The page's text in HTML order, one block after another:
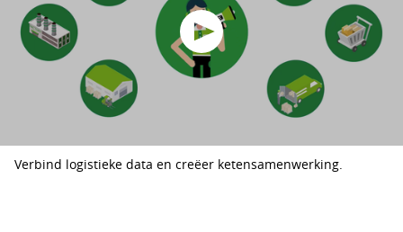
Verbind logistieke data en creëer ketensamenwerking.